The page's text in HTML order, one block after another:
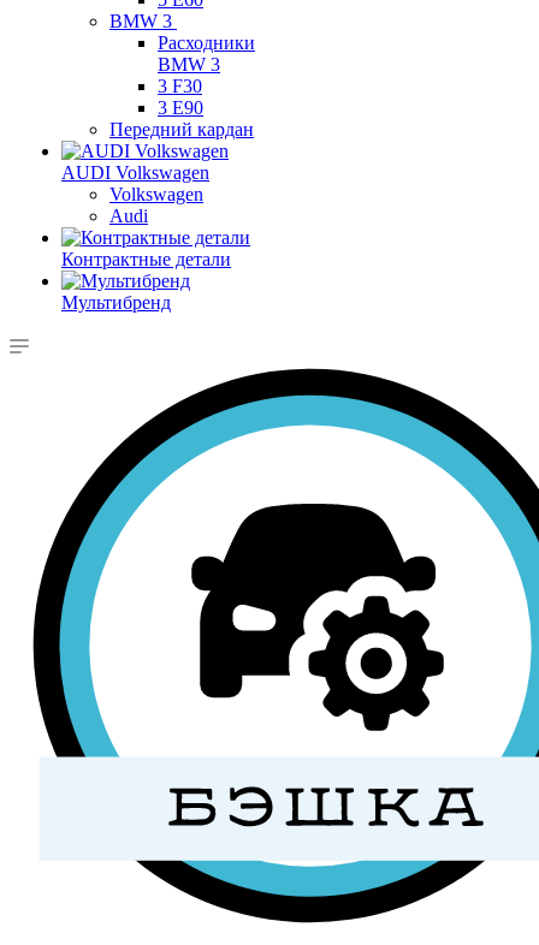
BMW 3
Расходники
BMW 3
3 F30
3 E90
Передний кардан
AUDI Volkswagen
Volkswagen
Audi
Контрактные детали
Мультибренд